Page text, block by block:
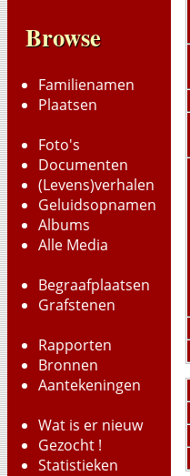
Browse
Familienamen
Plaatsen
Foto's
Documenten
(Levens)verhalen
Geluidsopnamen
Albums
Alle Media
Begraafplaatsen
Grafstenen
Rapporten
Bronnen
Aantekeningen
Wat is er nieuw
Gezocht !
Statistieken